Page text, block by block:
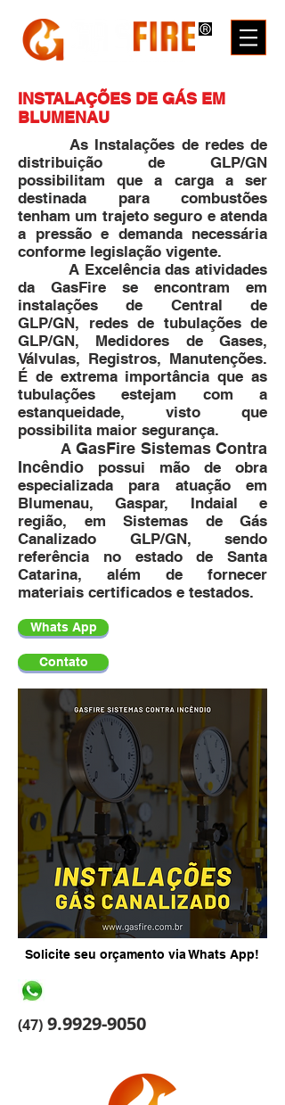
INSTALAÇÕES DE GÁS EM
BLUMENAU
As Instalações de redes de
distribuição de GLP/GN
possibilitam que a carga a ser
destinada para combustões
tenham um trajeto seguro e atenda
a pressão e demanda necessária
conforme legislação vigente.
A Excelência das atividades
da GasFire se encontram em
instalações de Central de
GLP/GN, redes de tubulações de
GLP/GN, Medidores de Gases,
Válvulas, Registros, Manutenções.
É de extrema importância que as
tubulações estejam com a
estanqueidade, visto que
possibilita maior segurança.
AGasFire Sistemas Contra
Incêndio possui mão de obra
especializada para atuação em
Blumenau, Gaspar, Indaial e
região, em Sistemas de Gás
Canalizado GLP/GN, sendo
referência no estado de Santa
Catarina, além de fornecer
materiais certificados e testados.
Whats App
Contato
Solicite seu orçamento via Whats App!
(47) 9.9929-9050